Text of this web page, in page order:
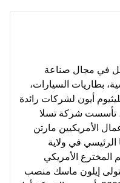
في مجال صناعة
بطاريات السيارات،
أيون لشركات رائدة
تأسست شركة تسلا
الأعمال الأمريكيين مارتن
الرئيسي في ولاية
الأمريكي
إيلون ماسك منصب